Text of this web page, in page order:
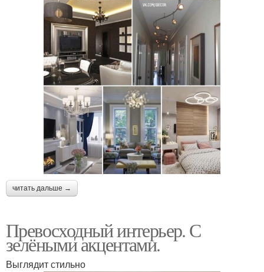
читать дальше →
Превосходный интерьер. С
зелёными акцентами.
Выглядит стильно